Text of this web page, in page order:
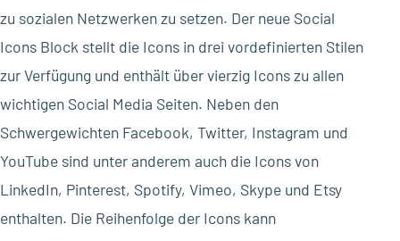
zu sozialen Netzwerken zu setzen. Der neue Social
Icons Block stellt die Icons in drei vordefinierten Stilen
zur Verfügung und enthält über vierzig Icons zu allen
wichtigen Social Media Seiten. Neben den
Schwergewichten Facebook, Twitter, Instagram und
YouTube sind unter anderem auch die Icons von
LinkedIn, Pinterest, Spotify, Vimeo, Skype und Etsy
enthalten. Die Reihenfolge der Icons kann